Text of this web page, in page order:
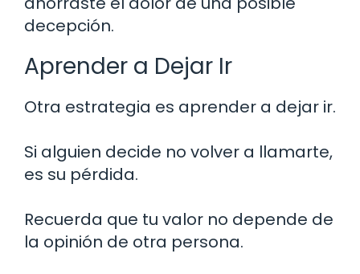
decepción.
Aprender a Dejar Ir
Otra estrategia es aprender a dejar ir.
Si alguien decide no volver a llamarte,
es su pérdida.
Recuerda que tu valor no depende de
la opinión de otra persona.